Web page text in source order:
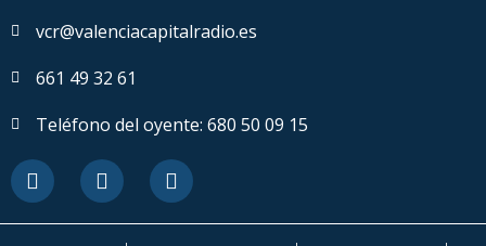
vcr@valenciacapitalradio.es
661 49 32 61
Teléfono del oyente: 680 50 09 15